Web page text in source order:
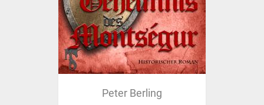
Peter Berling